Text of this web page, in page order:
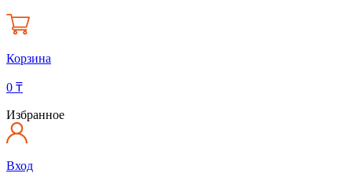
Корзина
0 ₸
Избранное
Вход